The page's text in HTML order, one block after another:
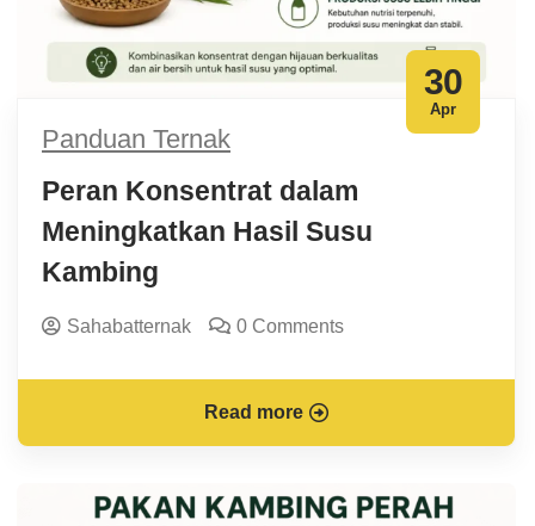
30
Apr
Panduan Ternak
Peran Konsentrat dalam
Meningkatkan Hasil Susu
Kambing
Sahabatternak 0 Comments
Read more